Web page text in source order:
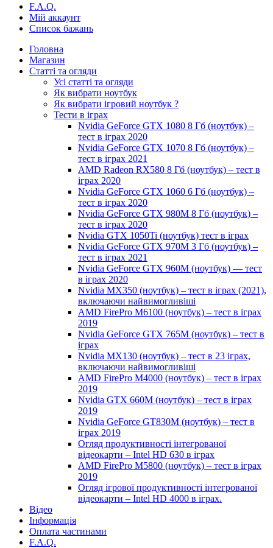
F.A.Q.
Мій аккаунт
Список бажань
Головна
Магазин
Статті та огляди
Усі статті та огляди
Як вибрати ноутбук
Як вибрати ігровий ноутбук ?
Тести в іграх
Nvidia GeForce GTX 1080 8 Гб (ноутбук) –
тест в іграх 2020
Nvidia GeForce GTX 1070 8 Гб (ноутбук) –
тест в іграх 2021
AMD Radeon RX580 8 Гб (ноутбук) – тест в
іграх 2020
Nvidia GeForce GTX 1060 6 Гб (ноутбук) –
тест в іграх 2020
Nvidia GeForce GTX 980M 8 Гб (ноутбук) –
тест в іграх 2020
Nvidia GTX 1050Ti (ноутбук) тест в іграх
Nvidia GeForce GTX 970M 3 Гб (ноутбук) –
тест в іграх 2021
Nvidia GeForce GTX 960M (ноутбук) — тест
в іграх 2020
Nvidia MX350 (ноутбук) – тест в іграх (2021),
включаючи найвимогливіші
AMD FirePro M6100 (ноутбук) – тест в іграх
2019
Nvidia GeForce GTX 765M (ноутбук) – тест в
іграх
Nvidia MX130 (ноутбук) – тест в 23 іграх,
включаючи найвимогливіші
AMD FirePro M4000 (ноутбук) – тест в іграх
2019
Nvidia GTX 660M (ноутбук) – тест в іграх
2019
Nvidia GeForce GT830M (ноутбук) – тест в
іграх 2019
Огляд продуктивності інтегрованої
відеокарти – Intel HD 630 в іграх
AMD FirePro M5800 (ноутбук) – тест в іграх
2019
Огляд ігрової продуктивності інтегрованої
відеокарти – Intel HD 4000 в іграх.
Відео
Інформація
Оплата частинами
F.A.Q.